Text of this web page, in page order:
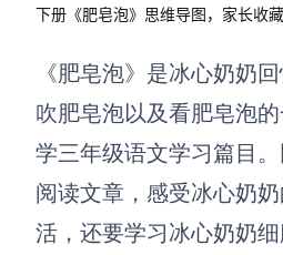
博思白板离线版
博思设计
一体化产品设计工具
博思AIPPT
AI生成PPT，支持在线编辑
下册《肥皂泡》思维导图，家长收藏
《肥皂泡》是冰心奶奶
吹肥皂泡以及看肥皂泡
学三年级语文学习篇目
阅读文章，感受冰心奶
活，还要学习冰心奶奶